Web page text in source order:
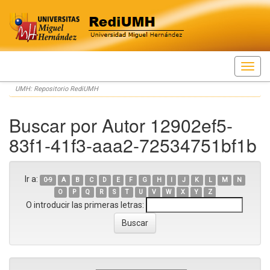
Skip
navigation
UMH: Repositorio RediUMH
Buscar por Autor 12902ef5-
83f1-41f3-aaa2-72534751bf1b
Ir a: 0-9 A B C D E F G H I J K L M
N
O
P Q R S T U V W X Y Z
O introducir las primeras letras: